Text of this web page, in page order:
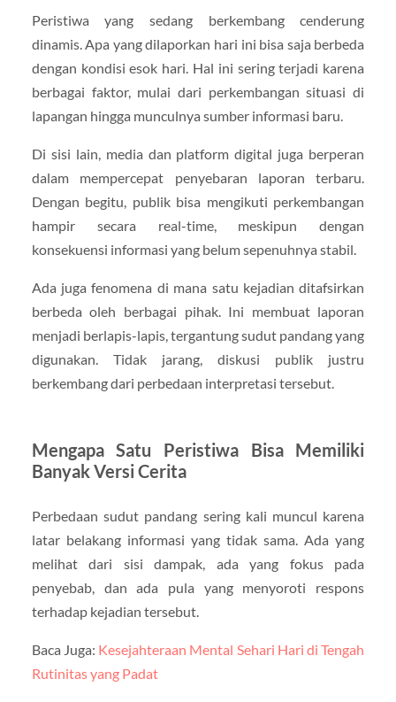
Peristiwa yang sedang berkembang cenderung
dinamis. Apa yang dilaporkan hari ini bisa saja berbeda
dengan kondisi esok hari. Hal ini sering terjadi karena
berbagai faktor, mulai dari perkembangan situasi di
lapangan hingga munculnya sumber informasi baru.
Di sisi lain, media dan platform digital juga berperan
dalam mempercepat penyebaran laporan terbaru.
Dengan begitu, publik bisa mengikuti perkembangan
hampir secara real-time, meskipun dengan
konsekuensi informasi yang belum sepenuhnya stabil.
Ada juga fenomena di mana satu kejadian ditafsirkan
berbeda oleh berbagai pihak. Ini membuat laporan
menjadi berlapis-lapis, tergantung sudut pandang yang
digunakan. Tidak jarang, diskusi publik justru
berkembang dari perbedaan interpretasi tersebut.
Mengapa Satu Peristiwa Bisa Memiliki
Banyak Versi Cerita
Perbedaan sudut pandang sering kali muncul karena
latar belakang informasi yang tidak sama. Ada yang
melihat dari sisi dampak, ada yang fokus pada
penyebab, dan ada pula yang menyoroti respons
terhadap kejadian tersebut.
Baca Juga: Kesejahteraan Mental Sehari Hari di Tengah
Rutinitas yang Padat